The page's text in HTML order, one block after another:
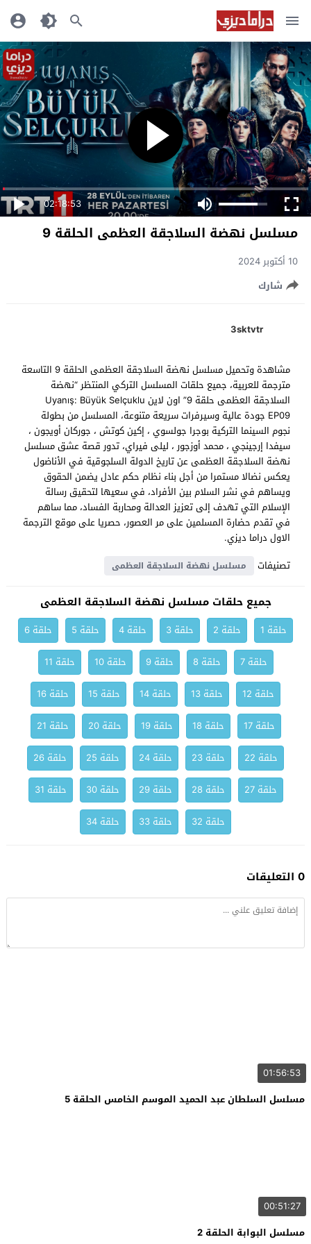
02:18:53
مسلسل نهضة السلاجقة العظمى الحلقة 9
10 أكتوبر 2024
شارك
3sktvtr
مشاهدة وتحميل مسلسل نهضة السلاجقة العظمى الحلقة 9 التاسعة
مترجمة للعربية، جميع حلقات المسلسل التركي المنتظر “نهضة
السلاجقة العظمى حلقة 9” اون لاين Uyanış: Büyük Selçuklu
EP09 جودة عالية وسيرفرات سريعة متنوعة، المسلسل من بطولة
نجوم السينما التركية بوجرا جولسوي ، إكين كوتش ، جوركان أويجون ،
سيفدا إرجينجي ، محمد أوزجور ، ليلى فيراي، تدور قصة عشق مسلسل
نهضة السلاجقة العظمى عن تاريخ الدولة السلجوقية في الأناضول
يعكس نضالا مستمرا من أجل بناء نظام حكم عادل يضمن الحقوق
ويساهم في نشر السلام بين الأفراد، في سعيها لتحقيق رسالة
الإسلام التي تهدف إلى تعزيز العدالة ومحاربة الفساد، مما ساهم
في تقدم حضارة المسلمين على مر العصور، حصريا على موقع الترجمة
الاول دراما ديزي.
تصنيفات
مسلسل نهضة السلاجقة العظمى
جميع حلقات مسلسل نهضة السلاجقة العظمى
حلقة 1 حلقة 2 حلقة 3 حلقة 4 حلقة 5
حلقة 6
حلقة 7
حلقة 8 حلقة 9 حلقة 10
حلقة 11
حلقة 12
حلقة 13 حلقة 14 حلقة 15
حلقة 16
حلقة 17
حلقة 18 حلقة 19 حلقة 20
حلقة 21
حلقة 22
حلقة 23 حلقة 24 حلقة 25
حلقة 26
حلقة 27
حلقة 28 حلقة 29 حلقة 30
حلقة 31
حلقة 32
حلقة 33 حلقة 34
0 التعليقات
01:56:53
مسلسل السلطان عبد الحميد الموسم الخامس الحلقة 5
00:51:27
مسلسل البوابة الحلقة 2